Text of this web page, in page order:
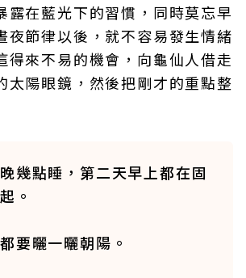
露在藍光下的習慣，同時莫忘早
夜節律以後，就不容易發生情緒
得來不易的機會，向龜仙人借走
太陽眼鏡，然後把剛才的重點整
幾點睡，第二天早上都在固
。
要曬一曬朝陽。